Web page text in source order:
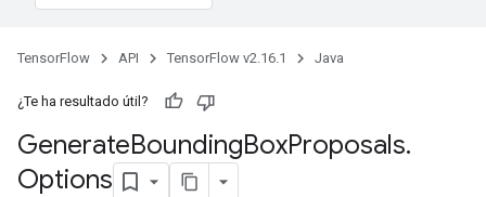
TensorFlow API TensorFlow v2.16.1 Java
¿Te ha resultado útil?
GenerateBoundingBoxProposals.
Options